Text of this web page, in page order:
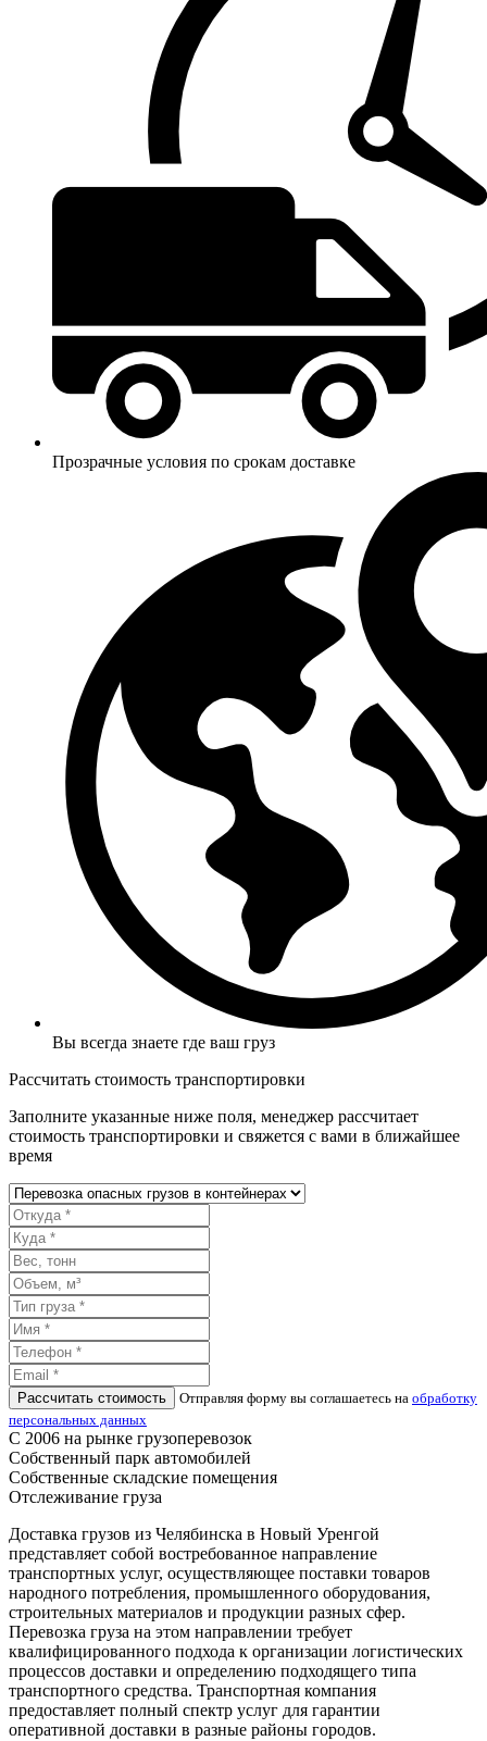
Прозрачные условия по срокам доставке
Вы всегда знаете где ваш груз
Рассчитать стоимость транспортировки
Заполните указанные ниже поля, менеджер рассчитает
стоимость транспортировки и свяжется с вами в ближайшее
время
Рассчитать стоимость Отправляя форму вы соглашаетесь на обработку
персональных данных
С 2006 на рынке грузоперевозок
Собственный парк автомобилей
Собственные складские помещения
Отслеживание груза
Доставка грузов из Челябинска в Новый Уренгой
представляет собой востребованное направление
транспортных услуг, осуществляющее поставки товаров
народного потребления, промышленного оборудования,
строительных материалов и продукции разных сфер.
Перевозка груза на этом направлении требует
квалифицированного подхода к организации логистических
процессов доставки и определению подходящего типа
транспортного средства. Транспортная компания
предоставляет полный спектр услуг для гарантии
оперативной доставки в разные районы городов.